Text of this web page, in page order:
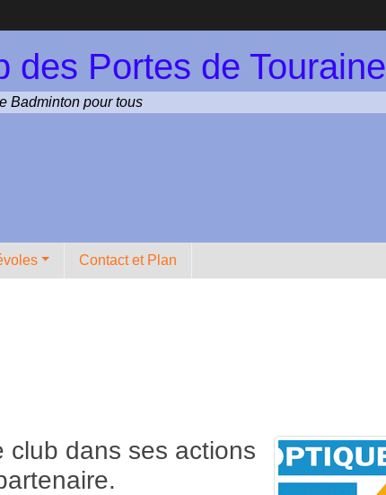
des Portes de Touraine
Badminton pour tous
Contact et Plan
club dans ses actions